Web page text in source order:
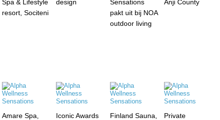
Spa & Lifestyle
resort, Sociteni
design
Sensations
pakt uit bij NOA
outdoor living
Anji County
Amare Spa,
Iconic Awards
Finland Sauna,
Private